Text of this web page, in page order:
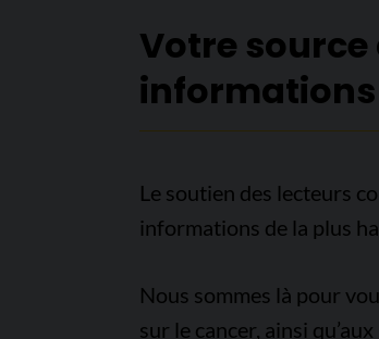
Votre
Le soutien des lecteurs
informations de la plus
Nous sommes là pour
sur le cancer, ainsi